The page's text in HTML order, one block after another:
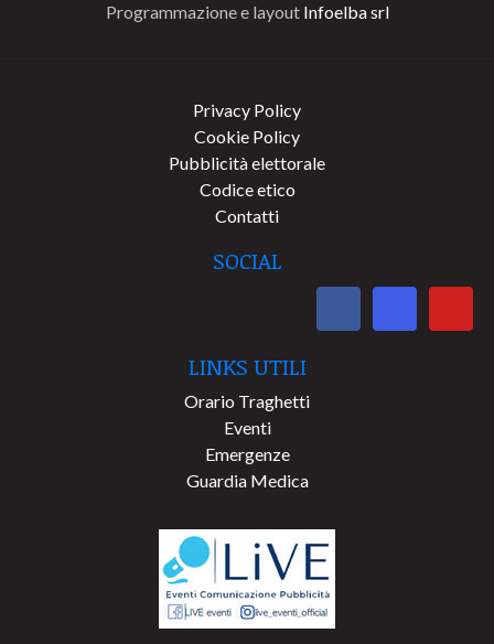
Programmazione e layout Infoelba srl
Privacy Policy
Cookie Policy
Pubblicità elettorale
Codice etico
Contatti
SOCIAL
LINKS UTILI
Orario Traghetti
Eventi
Emergenze
Guardia Medica